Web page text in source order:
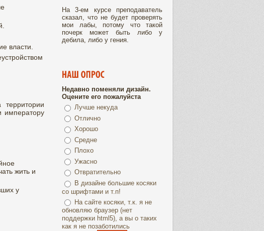
власти.
императору
жить и
у
На 3-ем курсе преподаватель
сказал, что не будет проверять
мои лабы, потому что такой
почерк может быть либо у
дебила, либо у гения.
Недавно поменяли дизайн.
Оцените его пожалуйста
Лучше некуда
Отлично
Хорошо
Средне
Плохо
Ужасно
Отвратительно
В дизайне большие косяки
со шрифтами и т.п!
На сайте косяки, т.к. я не
обновляю браузер (нет
поддержки html5), а вы о таких
как я не позаботились